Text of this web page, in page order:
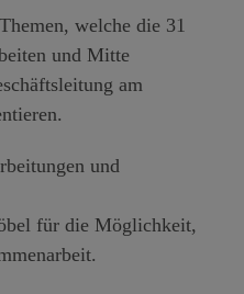
welche die 31
und Mitte
am
und
für die Möglichkeit,